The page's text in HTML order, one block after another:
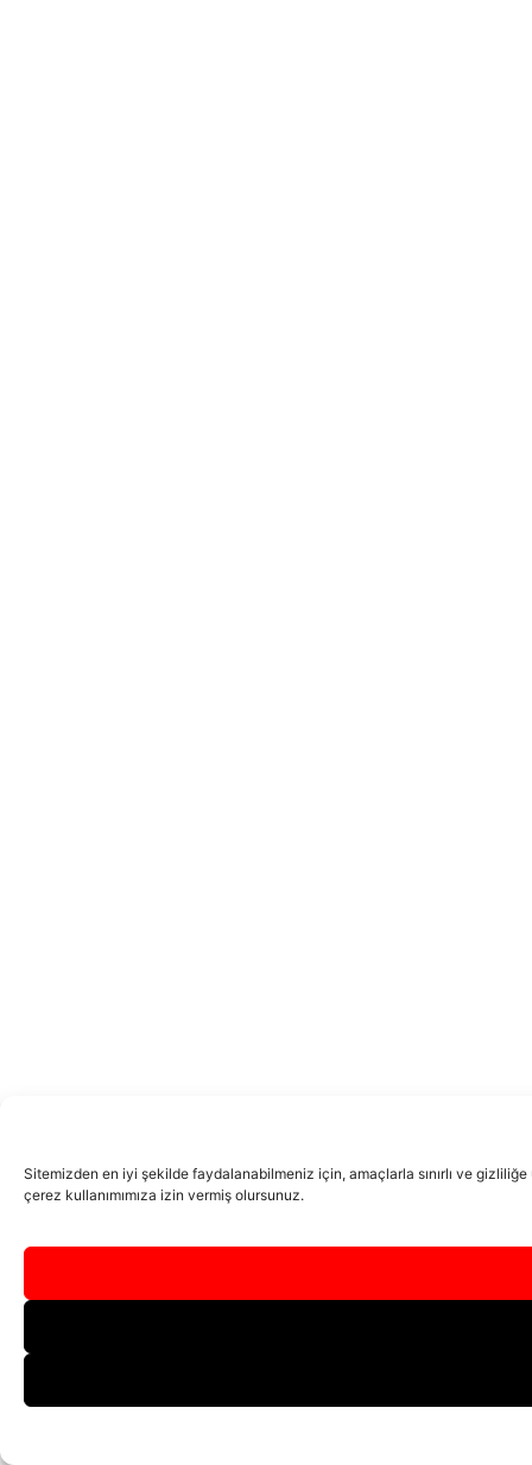
Sitemizden en iyi şekilde faydalanabilmeniz için, amaçlarla sınırlı ve
çerez kullanımımıza izin vermiş olursunuz.